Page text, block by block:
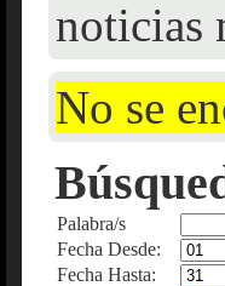
noticias
No se
Palabra/s
Fecha Desde:
Fecha Hasta: